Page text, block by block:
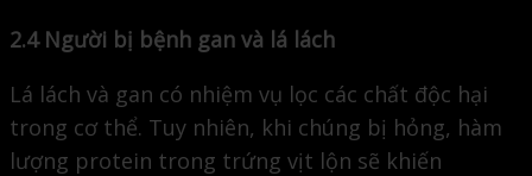
2.4 Người bị bệnh gan và lá lách
Lá lách và gan có nhiệm vụ lọc các chất độc hại
trong cơ thể. Tuy nhiên, khi chúng bị hỏng, hàm
lượng protein trong trứng vịt lộn sẽ khiến